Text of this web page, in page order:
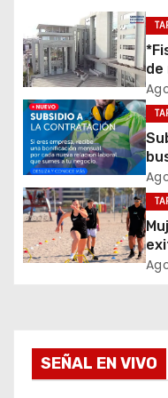
c
i
ó
n
d
e
e
r
de
en
SEÑAL EN VIVO